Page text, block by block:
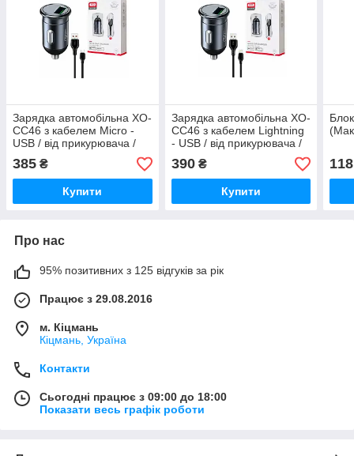
Зарядка автомобільна XO-
CC46 з кабелем Micro -
USB / від прикурювача /
Швидка зарядка Quick
Charge 3.0 / Темно-сірий
385 ₴
Купити
Зарядка автомобільна XO-
CC46 з кабелем Lightning
- USB / від прикурювача /
Швидка зарядка Quick
Charge 3.0 / Темно-сірий
390₴
Купити
118
Про нас
95% позитивних з 125 відгуків за рік
Працює з 29.08.2016
м. Кіцмань
Кіцмань, Україна
Контакти
Сьогодні працює з 09:00 до 18:00
Показати весь графік роботи